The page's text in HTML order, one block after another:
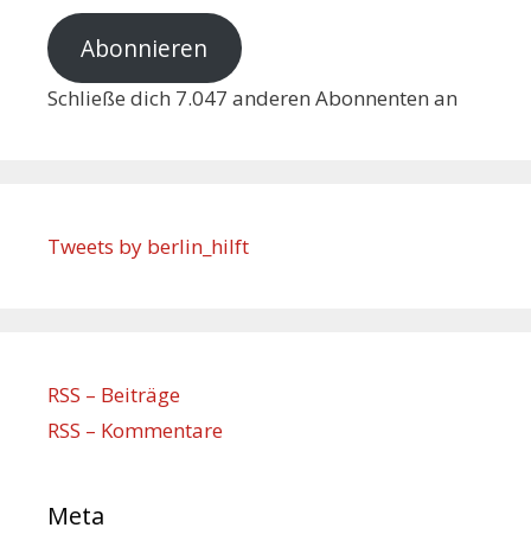
Abonnieren
Schließe dich 7.047 anderen Abonnenten an
Tweets by berlin_hilft
RSS – Beiträge
RSS – Kommentare
Meta